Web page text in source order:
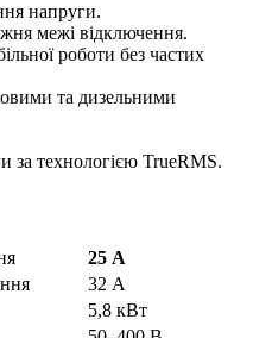
напруги.
межі відключення.
роботи без частих
та дизельними
за технологією TrueRMS.
25 А
32 А
5,8 кВт